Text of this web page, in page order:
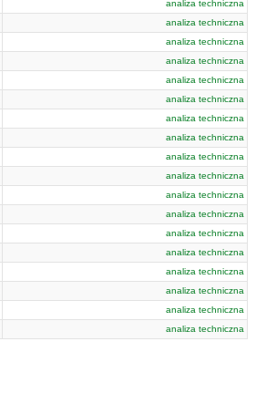
analiza techniczna
analiza techniczna
analiza techniczna
analiza techniczna
analiza techniczna
analiza techniczna
analiza techniczna
analiza techniczna
analiza techniczna
analiza techniczna
analiza techniczna
analiza techniczna
analiza techniczna
analiza techniczna
analiza techniczna
analiza techniczna
analiza techniczna
analiza techniczna